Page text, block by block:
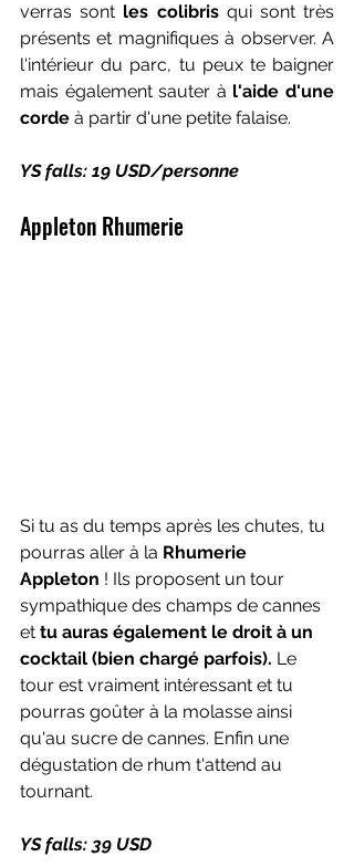
verras sont les colibris qui sont très
présents et magnifiques à observer. A
l'intérieur du parc, tu peux te baigner
mais également sauter à l'aide d'une
corde à partir d'une petite falaise.
YS falls: 19 USD/personne
Appleton Rhumerie
Si tu as du temps après les chutes, tu
pourras aller à la Rhumerie
Appleton ! Ils proposent un tour
sympathique des champs de cannes
et tu auras également le droit à un
cocktail (bien chargé parfois). Le
tour est vraiment intéressant et tu
pourras goûter à la molasse ainsi
qu'au sucre de cannes. Enfin une
dégustation de rhum t'attend au
tournant.
YS falls: 39 USD